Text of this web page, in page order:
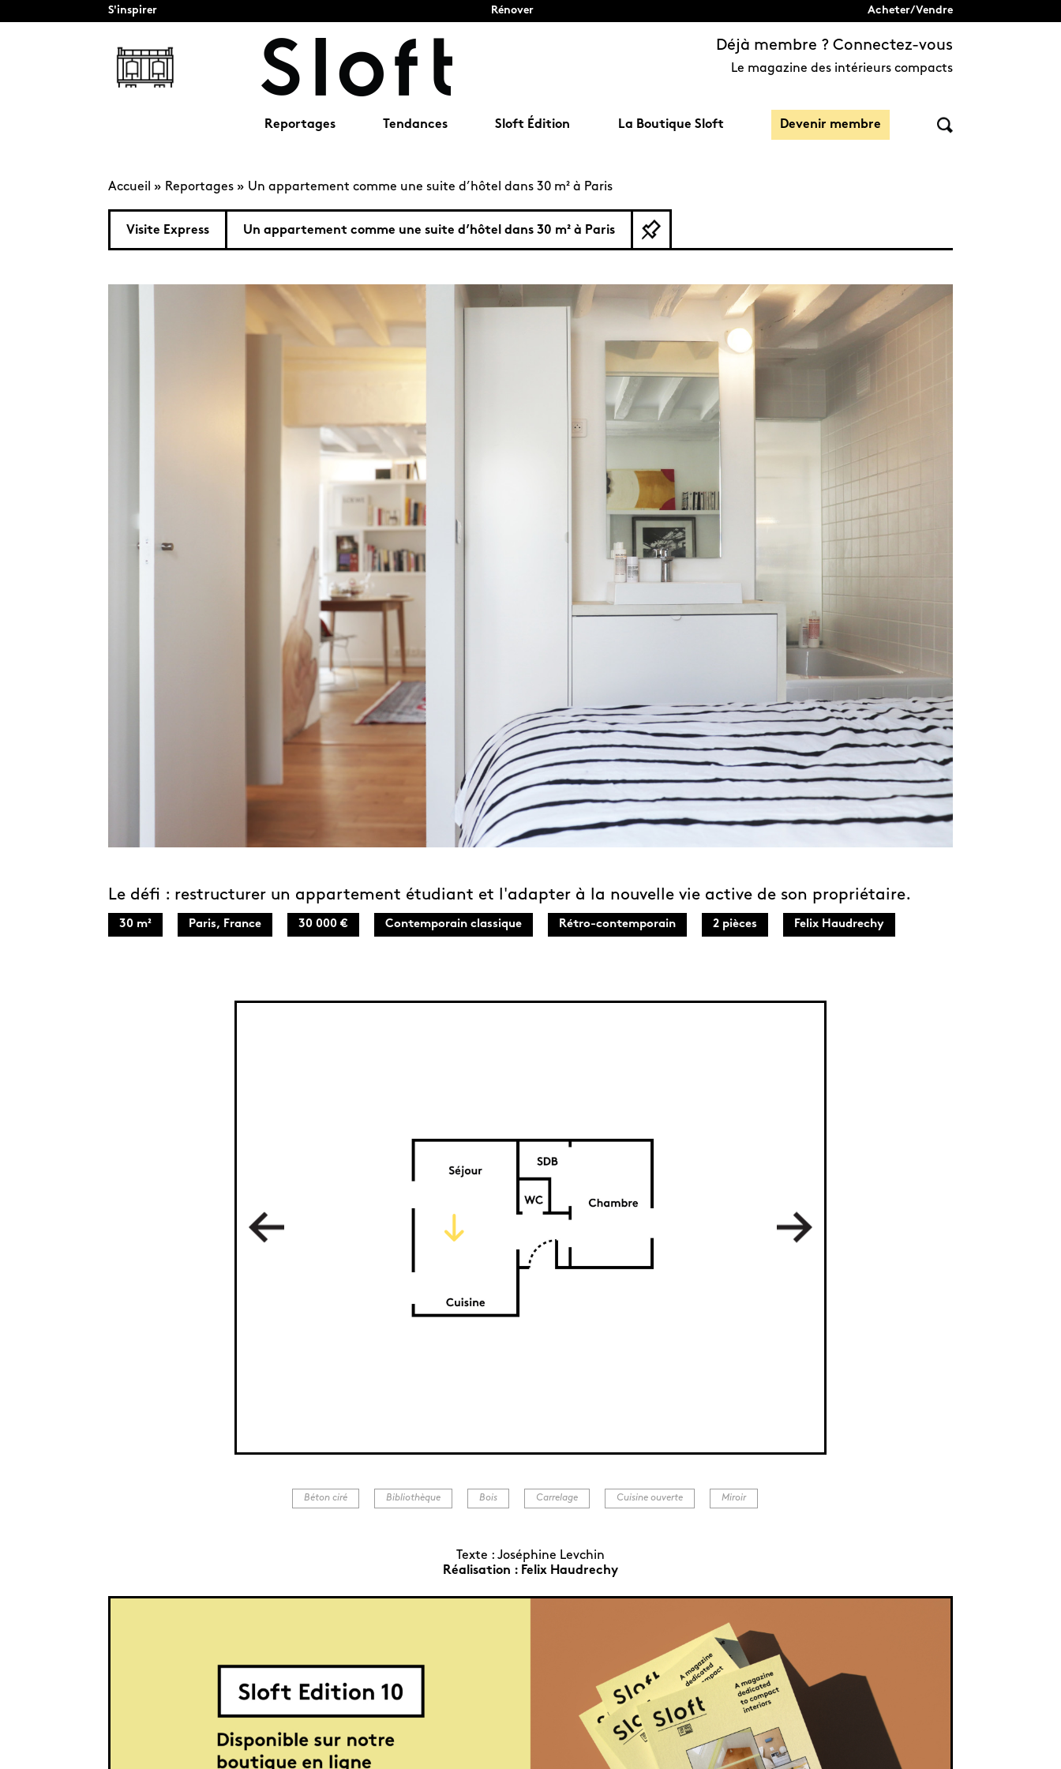
S'inspirer Rénover Acheter/Vendre
Déjà membre ? Connectez-vous
Le magazine des intérieurs compacts
Reportages Tendances Sloft Édition La Boutique Sloft Devenir membre
Accueil » Reportages » Un appartement comme une suite d’hôtel dans 30 m² à Paris
Visite Express Un appartement comme une suite d’hôtel dans 30 m² à Paris
Le défi : restructurer un appartement étudiant et l'adapter à la nouvelle vie active de son propriétaire.
30 m² Paris, France 30 000 € Contemporain classique Rétro-contemporain 2 pièces Felix Haudrechy
Béton ciré Bibliothèque Bois Carrelage Cuisine ouverte Miroir
Texte : Joséphine Levchin
Réalisation : Felix Haudrechy